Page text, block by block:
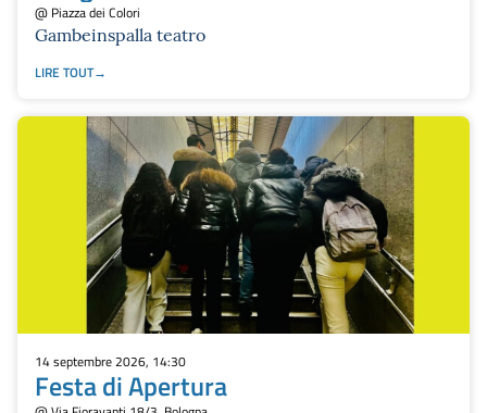
@ Piazza dei Colori
Gambeinspalla teatro
LIRE TOUT
14 septembre 2026, 14:30
Festa di Apertura